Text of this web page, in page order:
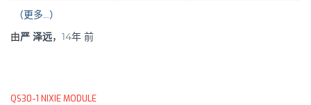
（更多…）
由严 泽远， 14年 前
QS30-1 NIXIE MODULE